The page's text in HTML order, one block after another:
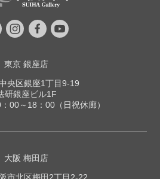
東京 銀座店
央区銀座1丁目9-19
研銀座ビル1F
00～18：00（日祝休廊）
大阪 梅田店
市北区梅田2丁目2-22